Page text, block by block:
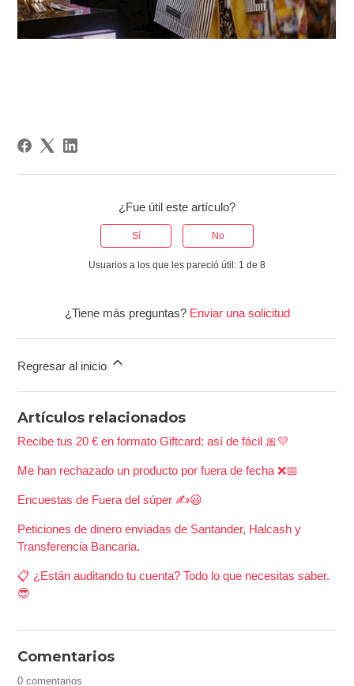
¿Fue útil este artículo?
Sí No
Usuarios a los que les pareció útil: 1 de 8
¿Tiene más preguntas? Enviar una solicitud
Regresar al inicio
Artículos relacionados
Recibe tus 20 € en formato Giftcard: así de fácil 🎀💛
Me han rechazado un producto por fuera de fecha ❌📅
Encuestas de Fuera del súper ✍️​😃​
Peticiones de dinero enviadas de Santander, Halcash y
Transferencia Bancaria.
📋 ¿Están auditando tu cuenta? Todo lo que necesitas saber.
😎
Comentarios
0 comentarios